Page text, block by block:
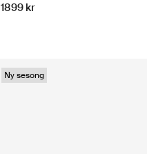
1899 kr
Ny sesong